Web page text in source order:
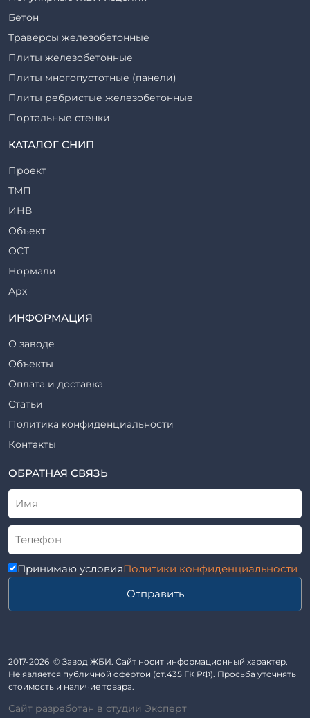
Бетон
Траверсы железобетонные
Плиты железобетонные
Плиты многопустотные (панели)
Плиты ребристые железобетонные
Портальные стенки
Прогоны железобетонные
Ригели железобетонные
Сваи железобетонные
Стеновые блоки
Стойки железобетонные
Столбы железобетонные
Закладные детали
Трубы железобетонные
Утяжелители железобетонные
Фермы железобетонные
Фундаментные блоки
Фундаменты железобетонные
Шахты лифтов железобетонные
Шпалы железобетонные
Элементы благоустройства
Трубы асбоцементные
Приставки железобетонные (пасынки) Серия 3.407-57 и
ГОСТ 14295-75
Лестничные марши
Автопавильоны
Анкера железобетонные
Балки железобетонные
Блоки железобетонные
Кабины санитарно-технические
Козырьки входов для общественных зданий
КАТАЛОГ СНИП
Проект
ТМП
ИНВ
Объект
ОСТ
Нормали
Арх
ТР
Серия
ТП
ТПР
Шифр
Рабочие чертежи
ВСН
ТУ
Альбом
ИНФОРМАЦИЯ
О заводе
Объекты
Оплата и доставка
Статьи
Политика конфиденциальности
Контакты
ОБРАТНАЯ СВЯЗЬ
Принимаю условияПолитики конфиденциальности
Отправить
2017-2026 © Завод ЖБИ. Сайт носит информационный характер.
Не является публичной офертой (ст.435 ГК РФ). Просьба уточнять
стоимость и наличие товара.
Сайт разработан в студии Эксперт